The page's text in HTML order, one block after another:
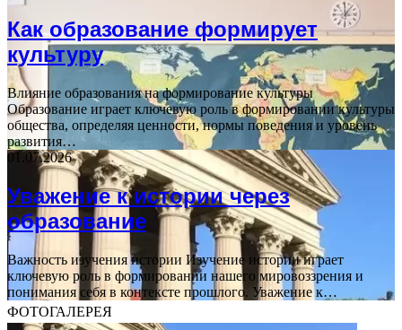
Как образование формирует
культуру
Влияние образования на формирование культуры
Образование играет ключевую роль в формировании культуры
общества, определяя ценности, нормы поведения и уровень
развития…
01.07.2026
Уважение к истории через
образование
Важность изучения истории Изучение истории играет
ключевую роль в формировании нашего мировоззрения и
понимания себя в контексте прошлого. Уважение к…
ФОТОГАЛЕРЕЯ